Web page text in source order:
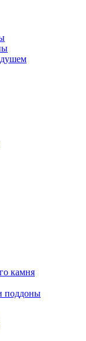
камня
поддоны